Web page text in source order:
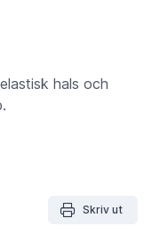
hals och
Skriv ut